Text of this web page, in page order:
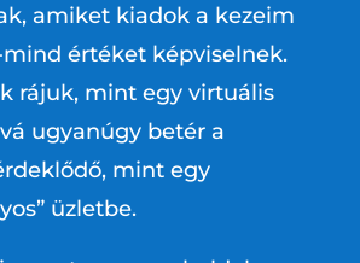
amiket kiadok a kezeim
értéket képviselnek.
rájuk, mint egy virtuális
ugyanúgy betér a
mint egy
üzletbe.